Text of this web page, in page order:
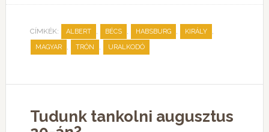
CÍMKÉK: ALBERT , BÉCS , HABSBURG , KIRÁLY ,
MAGYAR , TRÓN , URALKODÓ
Tudunk tankolni augusztus